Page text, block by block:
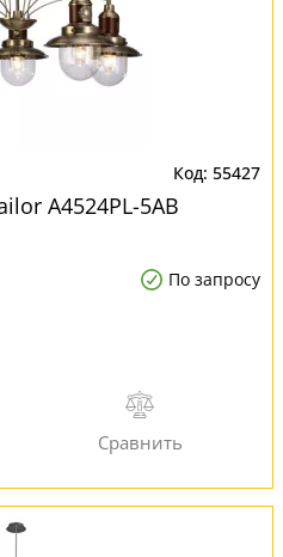
55427
A4524PL-5AB
По запросу